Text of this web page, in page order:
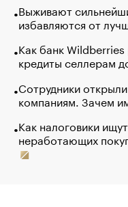
Выживают
избавляются от
Как банк
кредиты селлерам
Сотрудники
компаниям. Зачем
Как налоговики
неработающих